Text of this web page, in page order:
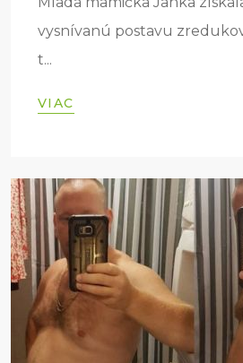
vysnívanú postavu
t...
VIAC